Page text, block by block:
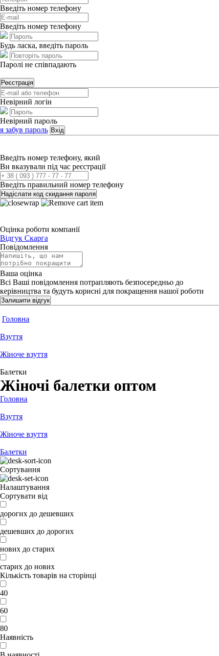
Введіть номер телефону
Введіть номер телефону
Будь ласка, введіть пароль
Паролі не співпадають
Реєстрація
Невірний логін
Невірний пароль
я забув пароль Вхід
Введіть номер телефону, який
Ви вказували під час реєстрації
Введіть правильний номер телефону
Надіслати код скидання пароля
Оцінка роботи компанії
Відгук Скарга
Повідомлення
Ваша оцінка
Всі Ваші повідомлення потрапляють безпосередньо до
керівництва та будуть корисні для покращення нашої роботи
Залишити відгук
Головна
Взуття
Жіноче взуття
Балетки
Жіночі балетки оптом
Головна
Взуття
Жіноче взуття
Балетки
Сортування
Налаштування
Сортувати від
дорогих до дешевших
дешевших до дорогих
нових до старих
старих до нових
Кількість товарів на сторінці
40
60
80
Наявність